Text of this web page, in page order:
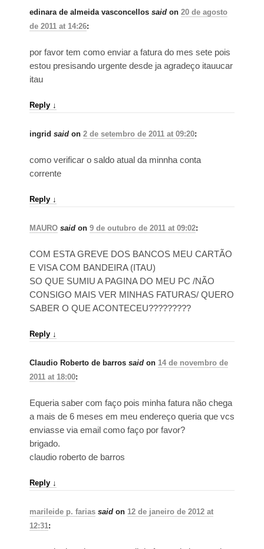
edinara de almeida vasconcellos said on 20 de agosto
de 2011 at 14:26:
por favor tem como enviar a fatura do mes sete pois
estou presisando urgente desde ja agradeço itauucar
itau
Reply ↓
ingrid said on 2 de setembro de 2011 at 09:20:
como verificar o saldo atual da minnha conta
corrente
Reply ↓
MAURO said on 9 de outubro de 2011 at 09:02:
COM ESTA GREVE DOS BANCOS MEU CARTÃO
E VISA COM BANDEIRA (ITAU)
SO QUE SUMIU A PAGINA DO MEU PC /NÃO
CONSIGO MAIS VER MINHAS FATURAS/ QUERO
SABER O QUE ACONTECEU?????????
Reply ↓
Claudio Roberto de barros said on 14 de novembro de
2011 at 18:00:
Equeria saber com faço pois minha fatura não chega
a mais de 6 meses em meu endereço queria que vcs
enviasse via email como faço por favor?
brigado.
claudio roberto de barros
Reply ↓
marileide p. farias said on 12 de janeiro de 2012 at
12:31: